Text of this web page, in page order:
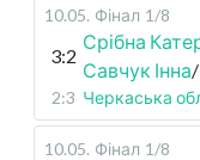
10.05. Фінал 1/8
3:2
Срібна
Савчук Інна/
2:3 Черкаська
10.05. Фінал 1/8